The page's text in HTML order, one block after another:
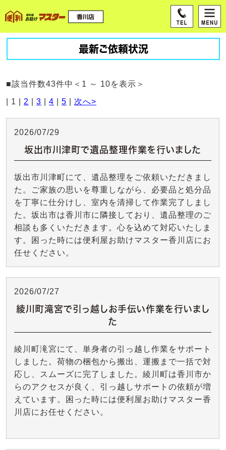
最新ご依頼状況
■該当件数43件中＜1 ～ 10を表示＞
| 1 | 2 3 4 5 次へ>
2026/07/29
坂出市川津町で遺品整理作業を行いました
坂出市川津町にて、遺品整理をご依頼いただきまし
た。ご家族の思いを尊重しながら、必要品と処分品
を丁寧に仕分けし、室内を清掃して作業完了しまし
た。坂出市は香川市に隣接しており、遺品整理のご
相談も多くいただきます。心を込めて対応いたしま
す。困った時には便利屋お助けマスター香川店にお
任せください。
2026/07/27
綾川町滝宮で引っ越しお手伝い作業を行いまし
た
綾川町滝宮にて、単身者の引っ越し作業をサポート
しました。荷物の梱包から搬出、運搬まで一括で対
応し、スムーズに完了しました。綾川町は香川市か
らのアクセスが良く、引っ越しサポートの依頼が増
えています。困った時には便利屋お助けマスター香
川店にお任せください。